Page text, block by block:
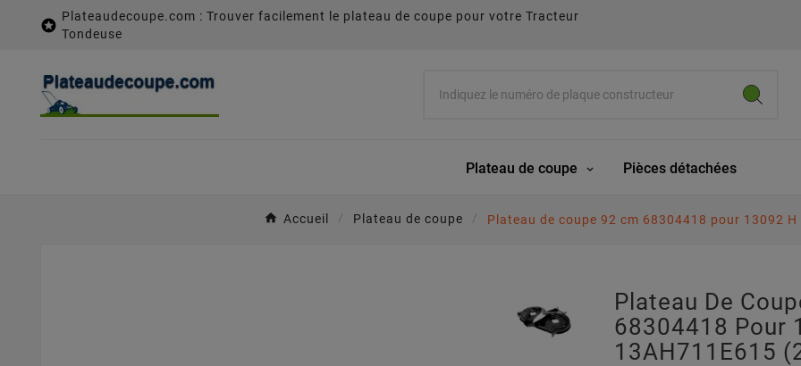

Plateaudecoupe.com : Trouver facilement le plateau de coupe pour votre Tracteur
Tondeuse
Plateau de coupe Pièces détachées
Accueil Plateau de coupe Plateau de coupe 92 cm 68304418 pour 13092
Plateau De
68304418 Pour
13AH711E615